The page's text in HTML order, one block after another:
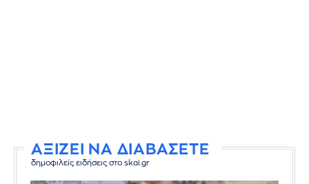
ΑΞΙΖΕΙ ΝΑ ΔΙΑΒΑΣΕΤΕ
δημοφιλείς ειδήσεις στο skai.gr